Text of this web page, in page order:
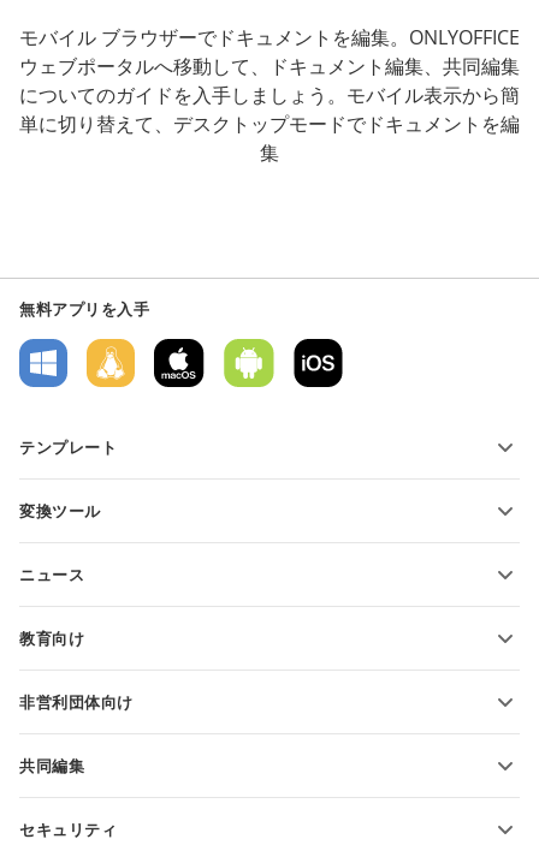
モバイル ブラウザーでドキュメントを編集。ONLYOFFICE
ウェブポータルへ移動して、ドキュメント編集、共同編集
についてのガイドを入手しましょう。モバイル表示から簡
単に切り替えて、デスクトップモードでドキュメントを編
集
無料アプリを入手
テンプレート
テキスト文書テンプレート
変換ツール
スプレッドシートの変換
PDFの変換
ニュース
教育向け
教育関係者向け
非営利団体向け
無料アカウントをリクエスト
共同編集
セキュリティ